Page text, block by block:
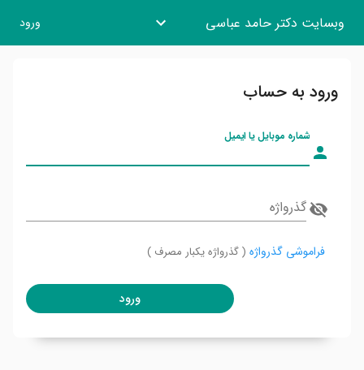
وبسایت دکتر حامد عباسی ورود
ورود به حساب
شماره موبایل یا ایمیل
گذرواژه
فراموشی گذرواژه ( گذرواژه یکبار مصرف )
ورود